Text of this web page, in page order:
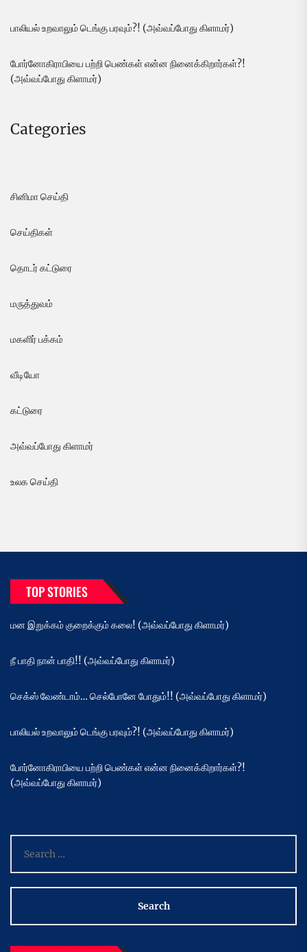
பாலியல் உறவாலும் டெங்கு பரவும்?! (அவ்வப்போது கிளாமர்)
போர்னோகிராபியை பற்றி பெண்கள் என்ன நினைக்கிறார்கள்?!
(அவ்வப்போது கிளாமர்)
Categories
சினிமா செய்தி
செய்திகள்
தொடர் கட்டுரை
மருத்துவம்
மகளிர் பக்கம்
வீடியோ
கட்டுரை
அவ்வப்போது கிளாமர்
உலக செய்தி
TOP STORIES
மன இறுக்கம் குறைக்கும் கலை! (அவ்வப்போது கிளாமர்)
நீ பாதி நான் பாதி!! (அவ்வப்போது கிளாமர்)
செக்ஸ் வேண்டாம்… செல்போனே போதும்!! (அவ்வப்போது கிளாமர்)
பாலியல் உறவாலும் டெங்கு பரவும்?! (அவ்வப்போது கிளாமர்)
போர்னோகிராபியை பற்றி பெண்கள் என்ன நினைக்கிறார்கள்?!
(அவ்வப்போது கிளாமர்)
for: